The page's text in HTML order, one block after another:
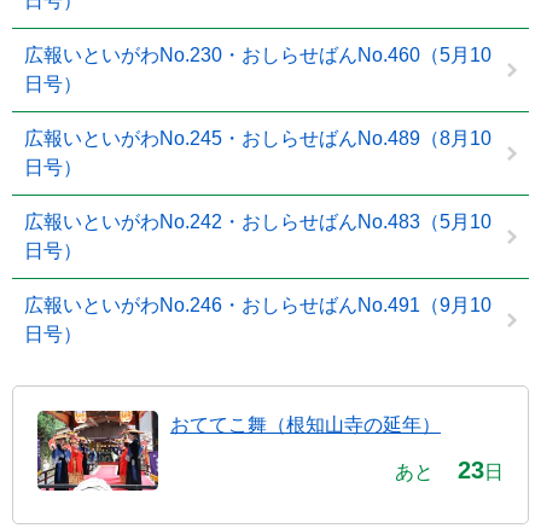
広報いといがわNo.230・おしらせばんNo.460（5月10
日号）
広報いといがわNo.245・おしらせばんNo.489（8月10
日号）
広報いといがわNo.242・おしらせばんNo.483（5月10
日号）
広報いといがわNo.246・おしらせばんNo.491（9月10
日号）
おててこ舞（根知山寺の延年）
あと 23日